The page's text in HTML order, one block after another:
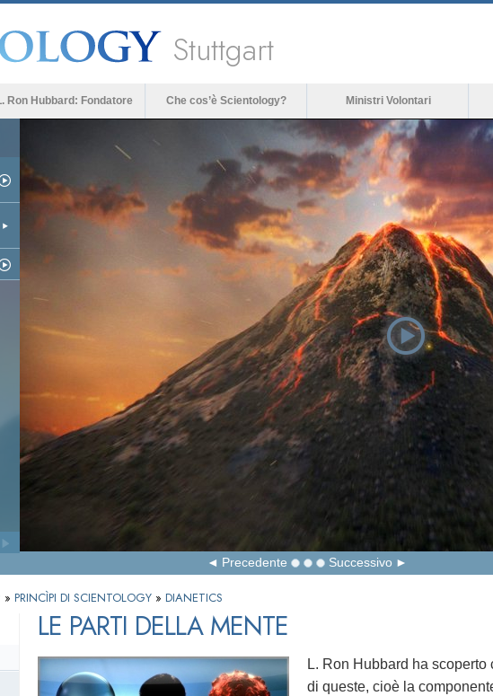
Stuttgart
Ron Hubbard: Fondatore Che cos’è Scientology? Ministri Volontari
Precedente Successivo
» PRINCÌPI DI SCIENTOLOGY » DIANETICS
LE PARTI DELLA MENTE
L. Ron Hubbard ha
di queste, cioè la